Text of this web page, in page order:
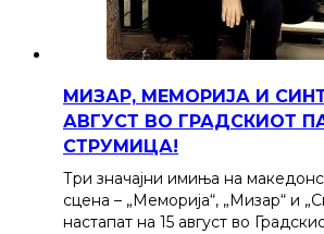
МИЗАР, МЕМОРИЈА И
АВГУСТ ВО ГРАДСКИОТ
СТРУМИЦА!
Три значајни имиња на
сцена – „Меморија“, „Мизар“ и
настапат на 15 август во